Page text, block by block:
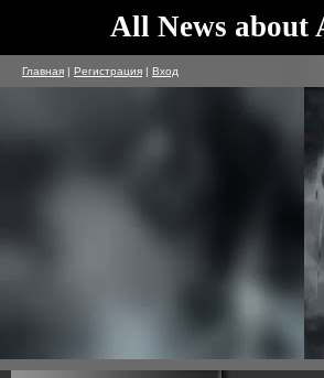
All News about
Главная | Регистрация | Вход